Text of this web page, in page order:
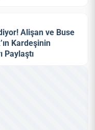
Alişan ve Buse
Kardeşinin
Paylaştı